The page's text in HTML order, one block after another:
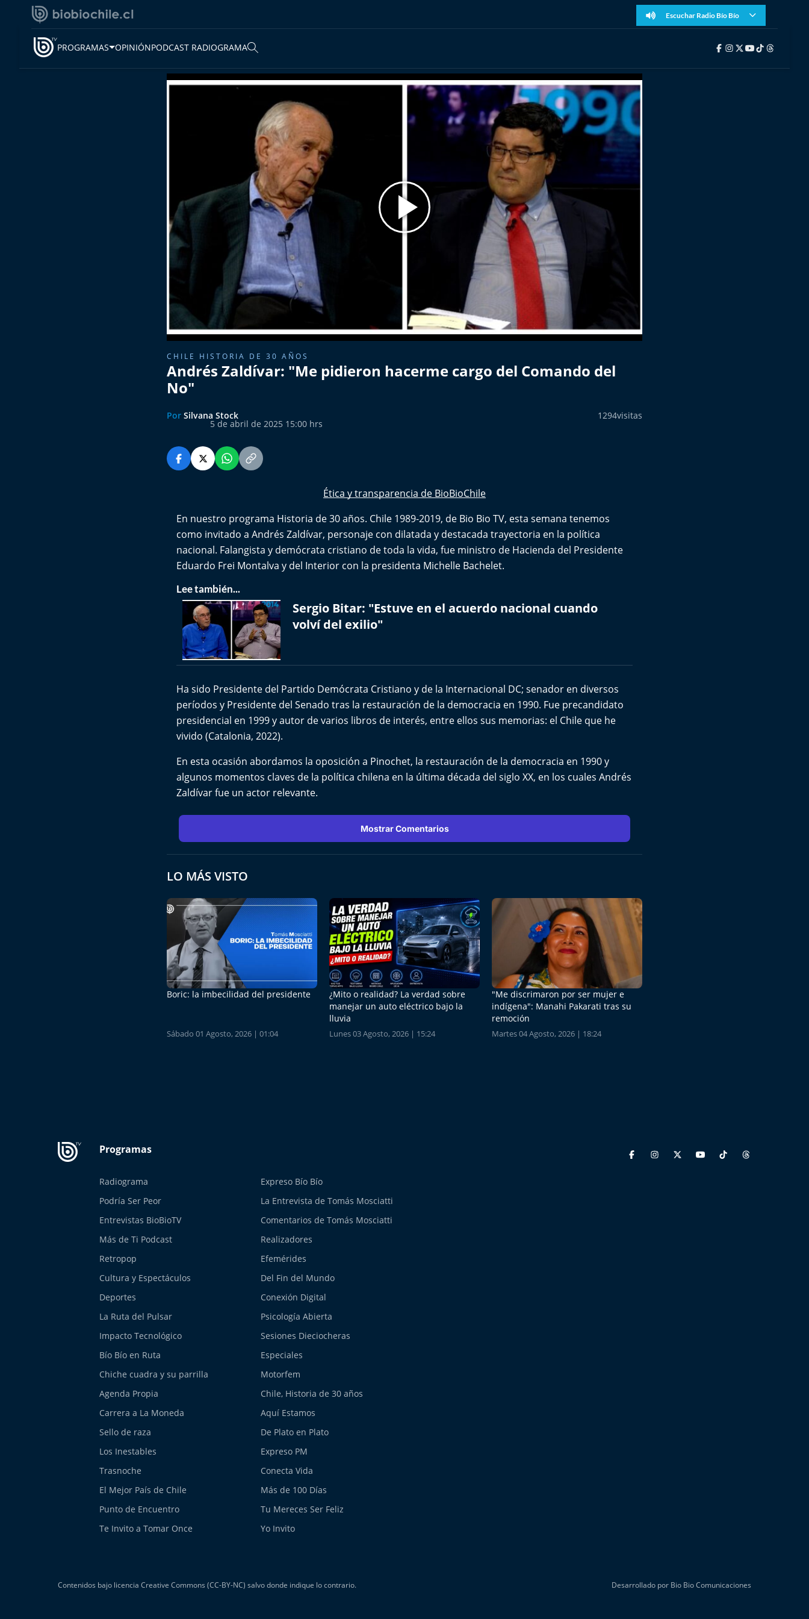
Escuchar Radio Bío Bío
PROGRAMAS OPINIÓNPODCAST RADIOGRAMA
CHILE HISTORIA DE 30 AÑOS
Andrés Zaldívar: "Me pidieron hacerme cargo del Comando del
No"
Por Silvana Stock
5 de abril de 2025 15:00 hrs
1294visitas
Ética y transparencia de BioBioChile
En nuestro programa Historia de 30 años. Chile 1989-2019, de Bio Bio TV, esta semana tenemos
como invitado a Andrés Zaldívar, personaje con dilatada y destacada trayectoria en la política
nacional. Falangista y demócrata cristiano de toda la vida, fue ministro de Hacienda del Presidente
Eduardo Frei Montalva y del Interior con la presidenta Michelle Bachelet.
Lee también...
Sergio Bitar: "Estuve en el acuerdo nacional cuando
volví del exilio"
Ha sido Presidente del Partido Demócrata Cristiano y de la Internacional DC; senador en diversos
períodos y Presidente del Senado tras la restauración de la democracia en 1990. Fue precandidato
presidencial en 1999 y autor de varios libros de interés, entre ellos sus memorias: el Chile que he
vivido (Catalonia, 2022).
En esta ocasión abordamos la oposición a Pinochet, la restauración de la democracia en 1990 y
algunos momentos claves de la política chilena en la última década del siglo XX, en los cuales Andrés
Zaldívar fue un actor relevante.
Mostrar Comentarios
LO MÁS VISTO
Boric: la imbecilidad del presidente
Sábado 01 Agosto, 2026 | 01:04
¿Mito o realidad? La verdad sobre
manejar un auto eléctrico bajo la
lluvia
Lunes 03 Agosto, 2026 | 15:24
"Me discrimaron por ser mujer e
indígena": Manahi Pakarati tras su
remoción
Martes 04 Agosto, 2026 | 18:24
Radiograma
Expreso Bío Bío
Podría Ser Peor
La Entrevista de Tomás Mosciatti
Entrevistas BioBioTV
Comentarios de Tomás Mosciatti
Más de Ti Podcast
Realizadores
Retropop
Efemérides
Cultura y Espectáculos
Del Fin del Mundo
Deportes
Conexión Digital
La Ruta del Pulsar
Psicología Abierta
Impacto Tecnológico
Sesiones Dieciocheras
Bío Bío en Ruta
Especiales
Chiche cuadra y su parrilla
Motorfem
Agenda Propia
Chile, Historia de 30 años
Carrera a La Moneda
Aquí Estamos
Sello de raza
De Plato en Plato
Los Inestables
Expreso PM
Trasnoche
Conecta Vida
El Mejor País de Chile
Más de 100 Días
Punto de Encuentro
Tu Mereces Ser Feliz
Te Invito a Tomar Once
Yo Invito
Contenidos bajo licencia Creative Commons (CC-BY-NC) salvo donde indique lo contrario. Desarrollado por Bio Bio Comunicaciones